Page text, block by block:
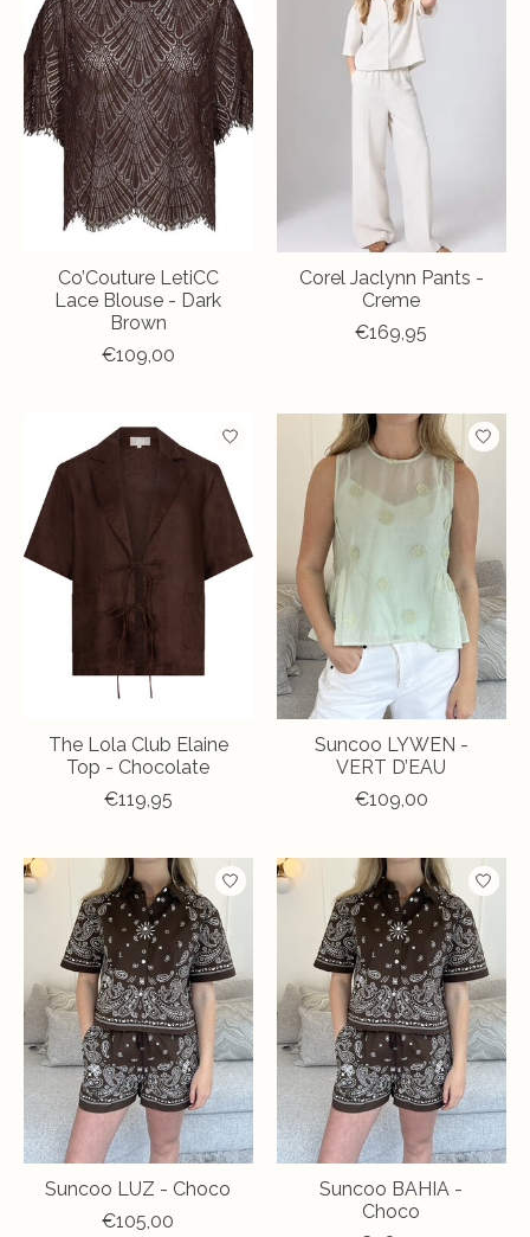
Co’Couture LetiCC
Lace Blouse - Dark
Brown
€109,00
Corel Jaclynn Pants -
Creme
€169,95
The Lola Club Elaine
Top - Chocolate
€119,95
Suncoo LYWEN -
VERT D’EAU
€109,00
Suncoo LUZ - Choco
€105,00
Suncoo BAHIA -
Choco